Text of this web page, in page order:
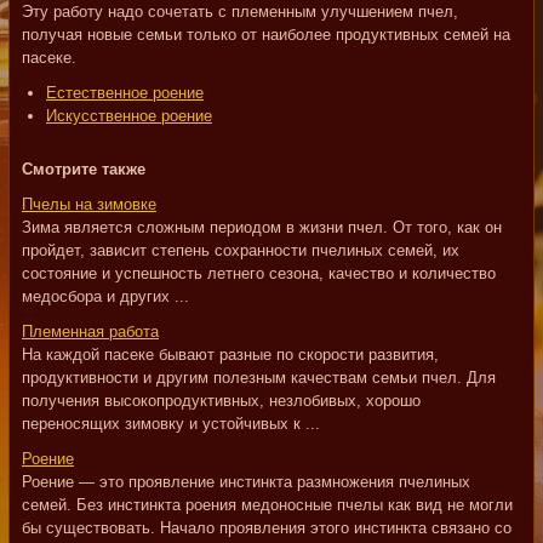
Эту работу надо сочетать с племенным улучшением пчел,
получая новые семьи только от наиболее продуктивных семей на
пасеке.
Естественное роение
Искусственное роение
Смотрите также
Пчелы на зимовке
Зима является сложным периодом в жизни пчел. От того, как он
пройдет, зависит степень сохранности пчелиных семей, их
состояние и успешность летнего сезона, качество и количество
медосбора и других ...
Племенная работа
На каждой пасеке бывают разные по скорости развития,
продуктивности и другим полезным качествам семьи пчел. Для
получения высокопродуктивных, незлобивых, хорошо
переносящих зимовку и устойчивых к ...
Роение
Роение — это проявление инстинкта размножения пчелиных
семей. Без инстинкта роения медоносные пчелы как вид не могли
бы существовать. Начало проявления этого инстинкта связано со